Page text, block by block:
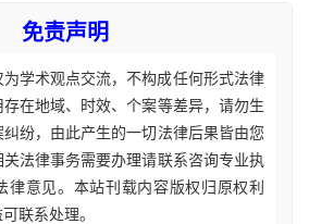
免责声明
学术观点交流，不构成任何形式法律
在地域、时效、个案等差异，请勿生
纷，由此产生的一切法律后果皆由您
法律事务需要办理请联系咨询专业执
律意见。本站刊载内容版权归原权利
联系处理。